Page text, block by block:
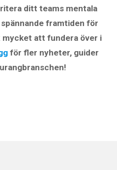
ditt teams mentala
framtiden för
att fundera över i
för fler nyheter, guider